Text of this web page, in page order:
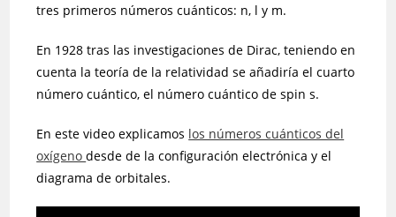
tres primeros números cuánticos: n, l y m.
En 1928 tras las investigaciones de Dirac, teniendo en
cuenta la teoría de la relatividad se añadiría el cuarto
número cuántico, el número cuántico de spin s.
En este video explicamos los números cuánticos del
oxígenodesde de la configuración electrónica y el
diagrama de orbitales.